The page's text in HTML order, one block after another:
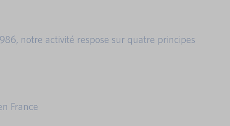
notre activité respose sur quatre principes
France